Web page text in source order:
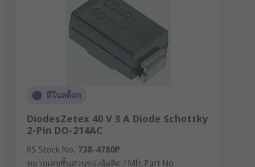
มีในสต็อก
DiodesZetex 40 V 3 A Diode Schottky
2-Pin DO-214AC
RS Stock No. 738-4780P
หมายเลขชิ้นส่วนของผู้ผลิต / Mfr. Part No.